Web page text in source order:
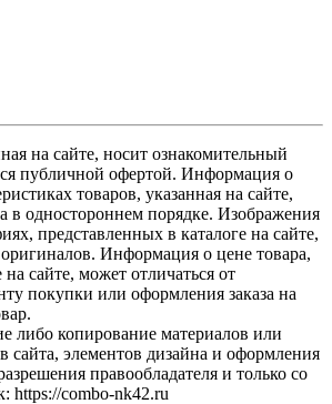
на сайте, носит ознакомительный
публичной офертой. Информация о
товаров, указанная на сайте,
в одностороннем порядке. Изображения
представленных в каталоге на сайте,
оригиналов. Информация о цене товара,
на сайте, может отличаться от
покупки или оформления заказа на
либо копирование материалов или
сайта, элементов дизайна и оформления
правообладателя и только со
https://combo-nk42.ru